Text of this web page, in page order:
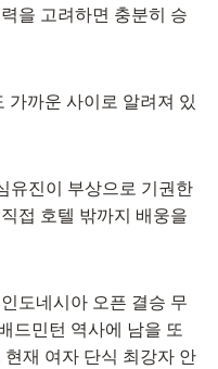
을 고려하면 충분히 승
가까운 사이로 알려져 있
유진이 부상으로 기권한
접 호텔 밖까지 배웅을
도네시아 오픈 결승 무
드민턴 역사에 남을 또
재 여자 단식 최강자 안